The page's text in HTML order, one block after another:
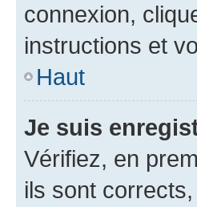
connexion,
instructions et
Haut
Je suis
Vérifiez, en
ils sont